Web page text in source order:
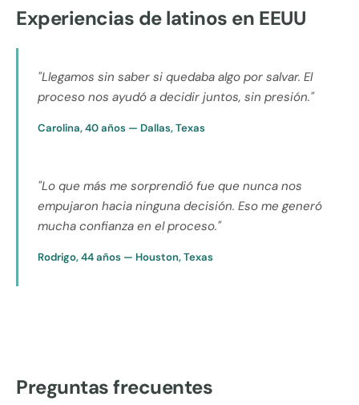
Experiencias de latinos en EEUU
"Llegamos sin saber si quedaba algo por salvar. El
proceso nos ayudó a decidir juntos, sin presión."
Carolina, 40 años — Dallas, Texas
"Lo que más me sorprendió fue que nunca nos
empujaron hacia ninguna decisión. Eso me generó
mucha confianza en el proceso."
Rodrigo, 44 años — Houston, Texas
Preguntas frecuentes